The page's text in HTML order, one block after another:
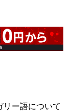
ー語について